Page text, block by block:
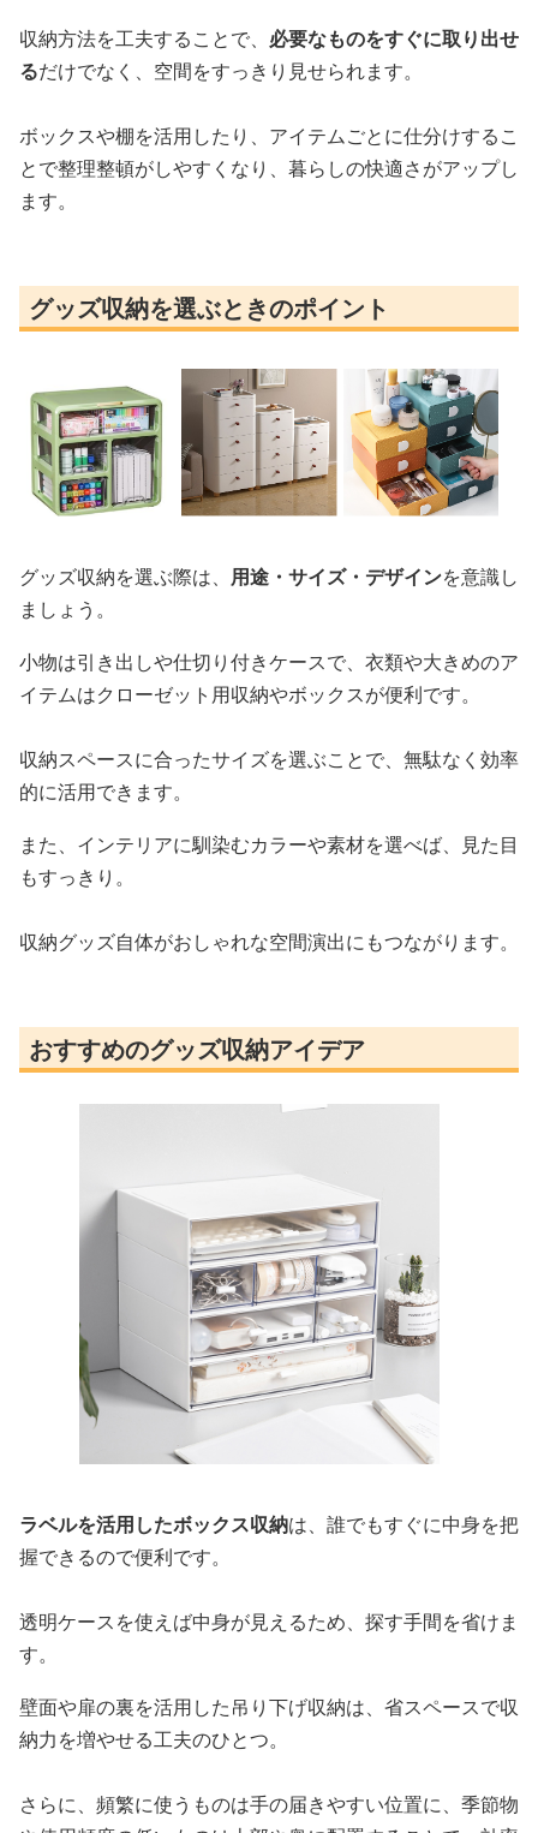
収納方法を工夫することで、 必要なものをすぐに取り出せ
るだけでなく、空間をすっきり見せられます。
ボックスや棚を活用したり、アイテムごとに仕分けするこ
とで整理整頓がしやすくなり、暮らしの快適さがアップし
ます。
グッズ収納を選ぶときのポイント
グッズ収納を選ぶ際は、 用途・サイズ・デザインを意識し
ましょう。
小物は引き出しや仕切り付きケースで、衣類や大きめのア
イテムはクローゼット用収納やボックスが便利です。
収納スペースに合ったサイズを選ぶことで、無駄なく効率
的に活用できます。
また、インテリアに馴染むカラーや素材を選べば、見た目
もすっきり。
収納グッズ自体がおしゃれな空間演出にもつながります。
おすすめのグッズ収納アイデア
ラベルを活用したボックス収納は、誰でもすぐに中身を把
握できるので便利です。
透明ケースを使えば中身が見えるため、探す手間を省けま
す。
壁面や扉の裏を活用した吊り下げ収納は、省スペースで収
納力を増やせる工夫のひとつ。
さらに、頻繁に使うものは手の届きやすい位置に、季節物